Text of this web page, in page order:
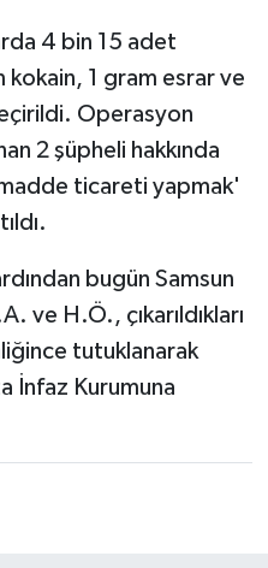
4 bin 15 adet
1 gram esrar ve
Operasyon
2 şüpheli hakkında
ticareti yapmak'
bugün Samsun
ve H.Ö., çıkarıldıkları
tutuklanarak
İnfaz Kurumuna